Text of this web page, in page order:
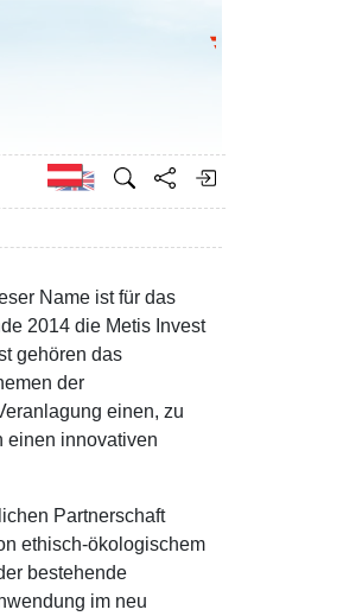
Englisch
Name ist für das
2014 die Metis Invest
gehören das
der
einen, zu
einen innovativen
Partnerschaft
ethisch-ökologischem
bestehende
im neu